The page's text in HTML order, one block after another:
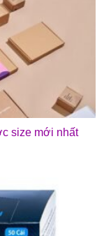
size mới nhất